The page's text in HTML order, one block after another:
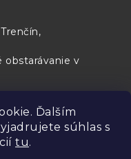
Ďalším
súhlas s
tu.
obstarávanie v
ústav Piešťany